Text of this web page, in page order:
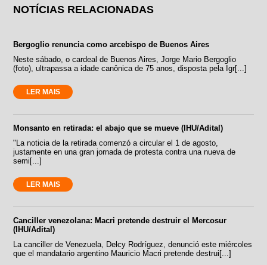
NOTÍCIAS RELACIONADAS
Bergoglio renuncia como arcebispo de Buenos Aires
Neste sábado, o cardeal de Buenos Aires, Jorge Mario Bergoglio
(foto), ultrapassa a idade canônica de 75 anos, disposta pela Igr[...]
LER MAIS
Monsanto en retirada: el abajo que se mueve (IHU/Adital)
"La noticia de la retirada comenzó a circular el 1 de agosto,
justamente en una gran jornada de protesta contra una nueva de
semi[...]
LER MAIS
Canciller venezolana: Macri pretende destruir el Mercosur
(IHU/Adital)
La canciller de Venezuela, Delcy Rodríguez, denunció este miércoles
que el mandatario argentino Mauricio Macri pretende destrui[...]